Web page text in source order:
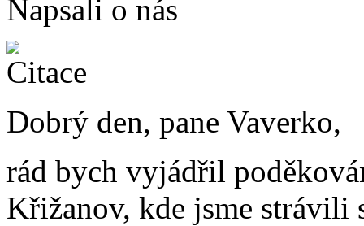
Napsali o nás
Dobrý den, pane Vaverko,
rád bych vyjádřil
Křižanov, kde jsme strávili